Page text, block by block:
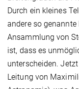
Durch ein kleines
andere so
Ansammlung von
ist, dass es
unterscheiden.
Leitung von